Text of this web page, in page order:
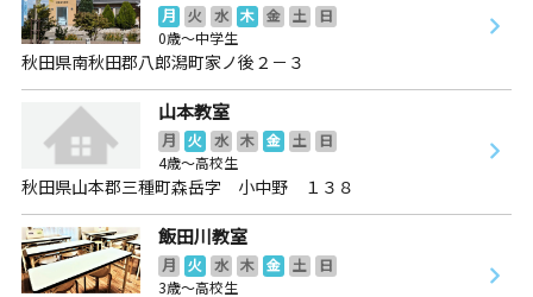
月 火 水 木 金 土
日
0歳～中学生
秋田県南秋田郡八郎潟町家ノ後２－３
山本教室
月 火 水 木 金 土
日
4歳～高校生
秋田県山本郡三種町森岳字 小中野 １３８
飯田川教室
月 火 水 木 金 土
日
3歳～高校生